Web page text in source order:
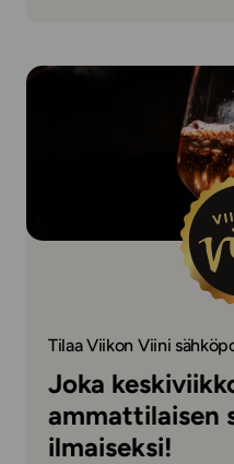
Tilaa Viikon Viini
Joka
ammattilaisen
ilmaiseksi!